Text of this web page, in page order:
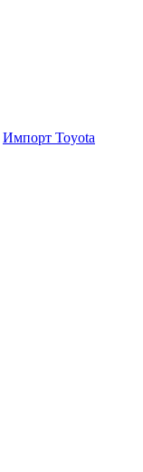
Импорт Toyota